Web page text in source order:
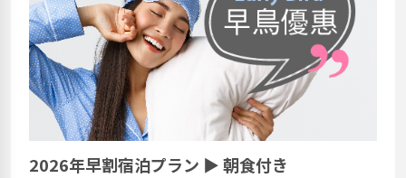
2026年早割宿泊プラン ▶ 朝食付き